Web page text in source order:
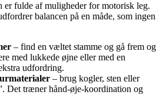
er fulde af muligheder for motorisk leg.
balancen på en måde, som ingen
– find en væltet stamme og gå frem og
med lukkede øjne eller med en
udfordring.
– brug kogler, sten eller
Det træner hånd-øje-koordination og